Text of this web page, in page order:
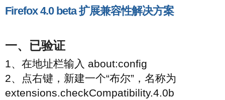
Firefox 4.0 beta 扩展兼容性解决方案
一、已验证
1、在地址栏输入 about:config
2、点右键，新建一个“布尔”，名称为
extensions.checkCompatibility.4.0b